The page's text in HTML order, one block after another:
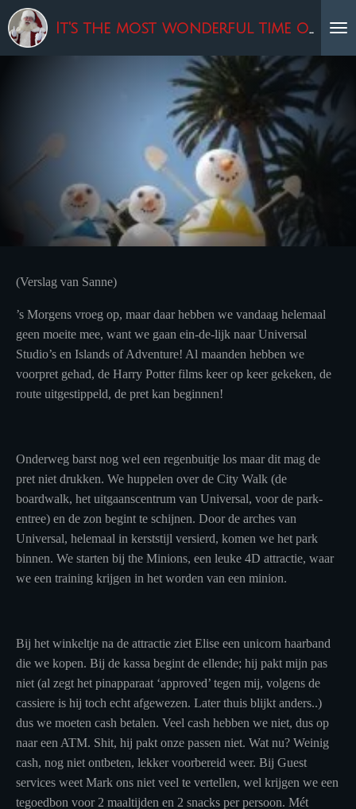
Ga
direct
naar
It's the most wonderful time of the year!
(Verslag van Sanne)
’s Morgens vroeg op, maar daar hebben we vandaag helemaal
geen moeite mee, want we gaan ein-de-lijk naar Universal
Studio’s en Islands of Adventure! Al maanden hebben we
voorpret gehad, de Harry Potter films keer op keer gekeken, de
route uitgestippeld, de pret kan beginnen!
Onderweg barst nog wel een regenbuitje los maar dit mag de
pret niet drukken. We huppelen over de City Walk (de
boardwalk, het uitgaanscentrum van Universal, voor de park-
entree) en de zon begint te schijnen. Door de arches van
Universal, helemaal in kerststijl versierd, komen we het park
binnen. We starten bij the Minions, een leuke 4D attractie, waar
we een training krijgen in het worden van een minion.
Bij het winkeltje na de attractie ziet Elise een unicorn haarband
die we kopen. Bij de kassa begint de ellende; hij pakt mijn pas
niet (al zegt het pinapparaat ‘approved’ tegen mij, volgens de
cassiere is hij toch echt afgewezen. Later thuis blijkt anders..)
dus we moeten cash betalen. Veel cash hebben we niet, dus op
naar een ATM. Shit, hij pakt onze passen niet. Wat nu? Weinig
cash, nog niet ontbeten, lekker voorbereid weer. Bij Guest
services weet Mark ons niet veel te vertellen, wel krijgen we een
tegoedbon voor 2 maaltijden en 2 snacks per persoon. Mét